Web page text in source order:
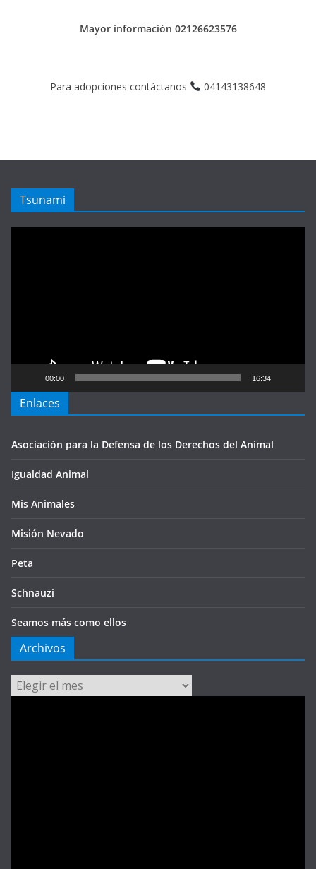
Mayor información 02126623576
Para adopciones contáctanos 04143138648
Tsunami
00:00 16:34
Enlaces
Asociación para la Defensa de los Derechos del Animal
Igualdad Animal
Mis Animales
Misión Nevado
Peta
Schnauzi
Seamos más como ellos
Archivos
Archivos